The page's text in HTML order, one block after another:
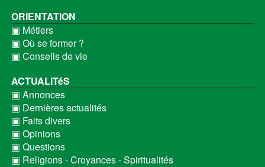
ORIENTATION
▣ Métiers
▣ Où se former ?
▣ Conseils de vie
ACTUALITéS
▣ Annonces
▣ Dernières actualités
▣ Faits divers
▣ Opinions
▣ Questions
▣ Religions - Croyances - Spiritualités